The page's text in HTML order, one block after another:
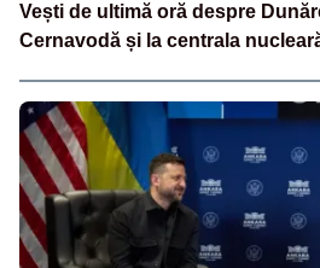
Vești de ultimă oră despre
Cernavodă și la centrala